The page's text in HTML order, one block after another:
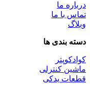
درباره ما
تماس با ما
وبلاگ
دسته بندی ها
کوادکوپتر
ماشین کنترلی
قطعات یدکی